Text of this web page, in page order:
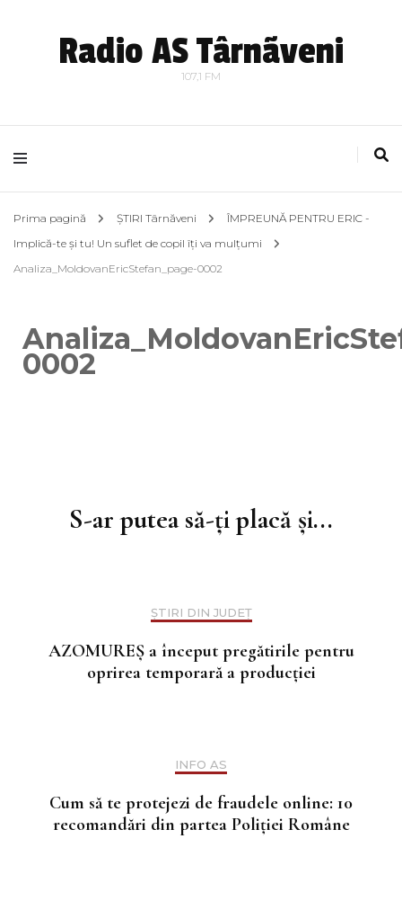
Radio AS Târnãveni
107,1 FM
Prima pagină ȘTIRI Târnăveni
ÎMPREUNĂ PENTRU ERIC -
Implică-te și tu! Un suflet de copil îți va mulțumi
Analiza_MoldovanEricStefan_page-0002
0002
articoleS-ar putea să-ți placă și...
ȘTIRI DIN JUDEȚ
AZOMUREȘ a început pregătirile pentru
oprirea temporară a producției
INFO AS
Cum să te protejezi de fraudele online: 10
recomandări din partea Poliției Române